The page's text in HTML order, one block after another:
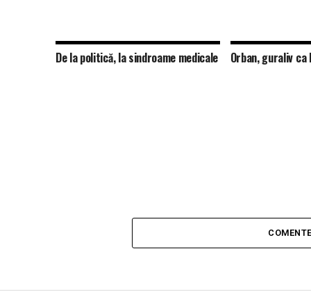
De la politică, la sindroame medicale Orban, guraliv ca